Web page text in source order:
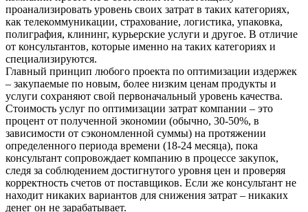
проанализировать уровень своих затрат в таких категориях,
как телекоммуникации, страхование, логистика, упаковка,
полиграфия, клининг, курьерские услуги и другое. В отличие
от консультантов, которые именно на таких категориях и
специализируются.
Главный принцип любого проекта по оптимизации издержек
– закупаемые по новым, более низким ценам продукты и
услуги сохраняют свой первоначальный уровень качества.
Стоимость услуг по оптимизации затрат компании – это
процент от полученной экономии (обычно, 30-50%, в
зависимости от сэкономленной суммы) на протяжении
определенного периода времени (18-24 месяца), пока
консультант сопровождает компанию в процессе закупок,
следя за соблюдением достигнутого уровня цен и проверяя
корректность счетов от поставщиков. Если же консультант не
находит никаких вариантов для снижения затрат – никаких
денег он не зарабатывает.